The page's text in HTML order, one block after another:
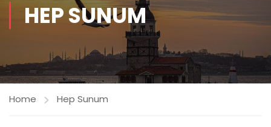
HEP SUNUM
Home Hep Sunum